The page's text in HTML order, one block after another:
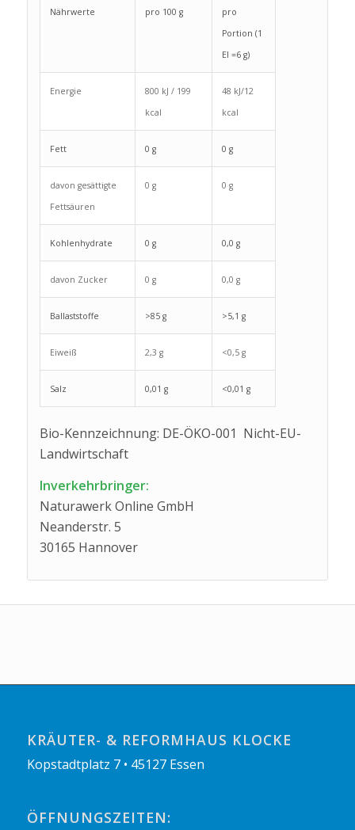
Nährwerte pro 100 g
pro
Portion (1
El =6 g)
Energie
800 kJ / 199
kcal
48 kJ/12
kcal
Fett 0 g 0 g
davon gesättigte
Fettsäuren
0 g 0 g
Kohlenhydrate 0 g 0,0 g
davon Zucker 0 g 0,0 g
Ballaststoffe >85 g >5,1 g
Eiweiß 2,3 g <0,5 g
Salz 0,01 g <0,01 g
Bio-Kennzeichnung: DE-ÖKO-001 Nicht-EU-
Landwirtschaft
Inverkehrbringer:
Naturawerk Online GmbH
Neanderstr. 5
30165 Hannover
KRÄUTER- & REFORMHAUS KLOCKE
Kopstadtplatz 7 • 45127 Essen
ÖFFNUNGSZEITEN: